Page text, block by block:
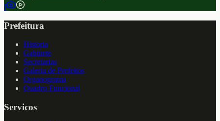
f
Prefeitura
Historia
Gabinete
Secretarias
Galeria de Prefeitos
Organograma
Quadro Funcional
Servicos